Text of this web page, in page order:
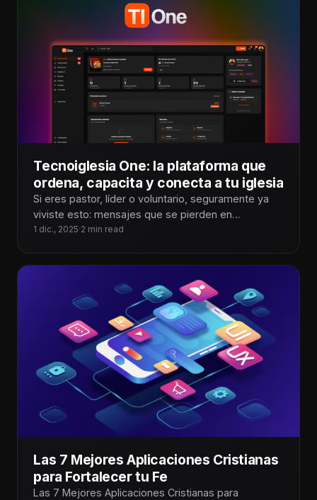
Tecnoiglesia One: la plataforma que
ordena, capacita y conecta a tu iglesia
Si eres pastor, líder o voluntario, seguramente ya
viviste esto: mensajes que se pierden en
WhatsApp, personas que no saben
1 dic., 2025·2 min read
Las 7 Mejores Aplicaciones Cristianas
para Fortalecer tu Fe
Las 7 Mejores Aplicaciones Cristianas para